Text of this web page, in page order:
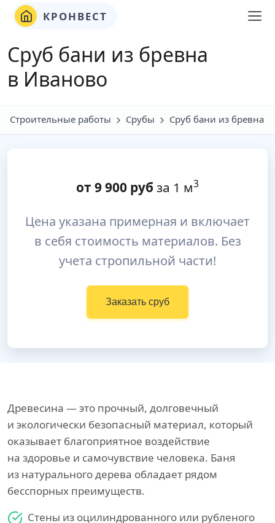
КРОНВЕСТ
Сруб бани из бревна
в Иваново
Строительные работы Срубы Сруб бани из бревна
от 9 900 руб за 1 м3
Цена указана примерная и включает
в себя стоимость материалов. Без
учета стропильной части!
Заказать сруб
Древесина — это прочный, долговечный
и экологически безопасный материал, который
оказывает благоприятное воздействие
на здоровье и самочувствие человека. Баня
из натурального дерева обладает рядом
бесспорных преимуществ.
Стены из оцилиндрованного или рубленого